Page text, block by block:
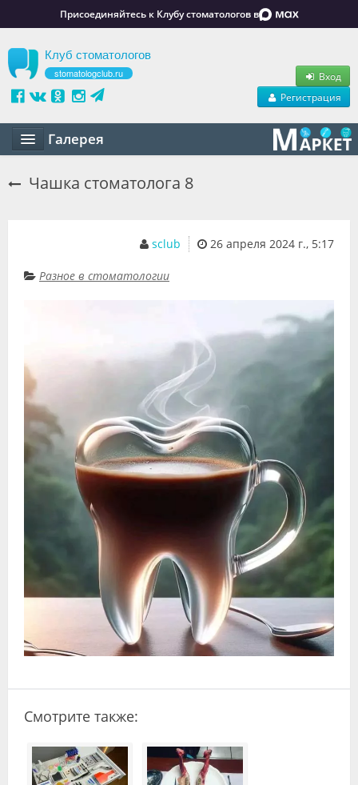
Присоединяйтесь к Клубу стоматологов в
Клуб стоматологов
stomatologclub.ru
Вход
Регистрация
Галерея
Вакансии
Видео
Форум
Клиники
Специалисты
Блоги
Лаборатории
Чашка стоматолога 8
26 апреля 2024 г., 5:17
sclub
Разное в стоматологии
Смотрите также: